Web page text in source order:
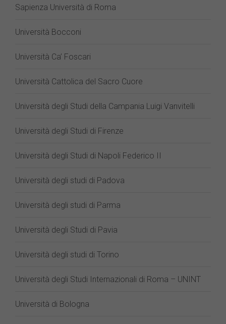
Sapienza Università di Roma
Università Bocconi
Università Ca’ Foscari
Università Cattolica del Sacro Cuore
Università degli Studi della Campania Luigi Vanvitelli
Università degli Studi di Firenze
Università degli Studi di Napoli Federico II
Università degli studi di Padova
Università degli studi di Parma
Università degli Studi di Pavia
Università degli studi di Torino
Università degli Studi Internazionali di Roma – UNINT
Università di Bologna